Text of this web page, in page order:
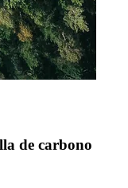
de carbono